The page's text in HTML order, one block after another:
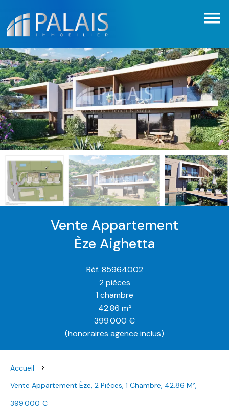
Vente Appartement
Èze Aighetta
Réf. 85964002
2 pièces
1 chambre
42.86 m²
399 000 €
(honoraires agence inclus)
Accueil
Vente Appartement Èze, 2 Pièces, 1 Chambre, 42.86 M²,
399 000 €